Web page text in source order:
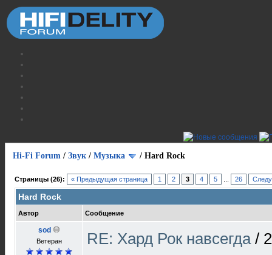
Hi-Fi Forum / Звук / Музыка / Hard Rock
Страницы (26): « Предыдущая страница 1 2 3 4 5 26
Hard Rock
Автор Сообщение
sod
Ветеран RE: Хард Рок навсегда /